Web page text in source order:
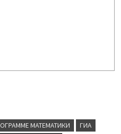
МАТЕМАТИКИ
ГИА